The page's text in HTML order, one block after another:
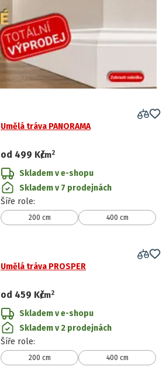
Umělá tráva PANORAMA
od 499 Kč
/m2
Skladem v e-shopu
Skladem v 7 prodejnách
Šíře role:
200 cm 400 cm
Umělá tráva PROSPER
od 459 Kč
/m2
Skladem v e-shopu
Skladem v 2 prodejnách
Šíře role:
200 cm 400 cm